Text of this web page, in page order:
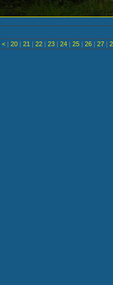
< | 20 | 21 | 22 | 23 | 24 | 25 | 26 | 27 |